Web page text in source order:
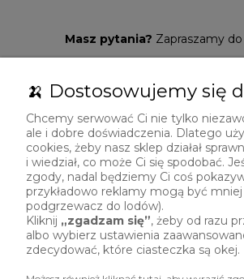
Masz pytania? Zapraszamy
🍌 Dostosowujemy się
Chcemy serwować Ci nie tylko
ale i dobre doświadczenia. Dlatego
cookies, żeby nasz sklep działał
i wiedział, co może Ci się spodobać.
zgody, nadal będziemy Ci coś
przykładowo reklamy mogą być
podgrzewacz do lodów).
Kliknij „zgadzam się”, żeby od razu
albo wybierz ustawienia
zdecydować, które ciasteczka są okej.